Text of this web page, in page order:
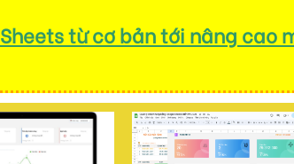
từ cơ bản tới nâng cao